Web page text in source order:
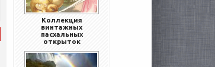
Коллекция
винтажных
пасхальных
открыток